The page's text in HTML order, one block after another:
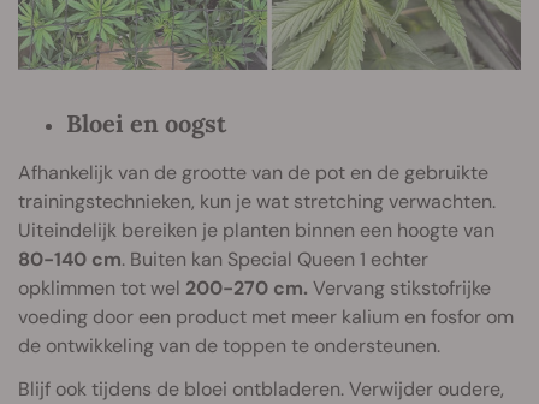
Bloei en oogst
Afhankelijk van de grootte van de pot en de gebruikte
trainingstechnieken, kun je wat stretching verwachten.
Uiteindelijk bereiken je planten binnen een hoogte van
80-140 cm. Buiten kan Special Queen 1 echter
opklimmen tot wel 200-270 cm. Vervang stikstofrijke
voeding door een product met meer kalium en fosfor om
de ontwikkeling van de toppen te ondersteunen.
Blijf ook tijdens de bloei ontbladeren. Verwijder oudere,